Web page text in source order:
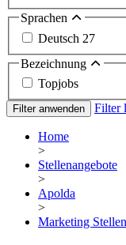
Sprachen
Deutsch 27
Bezeichnung
Topjobs
Filter anwenden Filter
Home
>
Stellenangebote
>
Apolda
>
Marketing